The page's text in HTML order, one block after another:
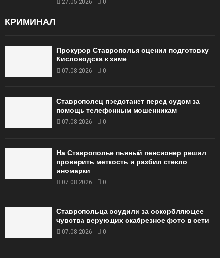
27.05.2026 0
КРИМИНАЛ
Прокурор Ставрополья оценил подготовку
Кисловодска к зиме
07.08.2026 0
Ставрополец предстанет перед судом за
помощь телефонным мошенникам
07.08.2026 0
На Ставрополье пьяный пенсионер решил
проверить меткость и разбил стекло
иномарки
07.08.2026 0
Ставропольца осудили за оскорбляющее
чувства верующих скабрезное фото в сети
07.08.2026 0